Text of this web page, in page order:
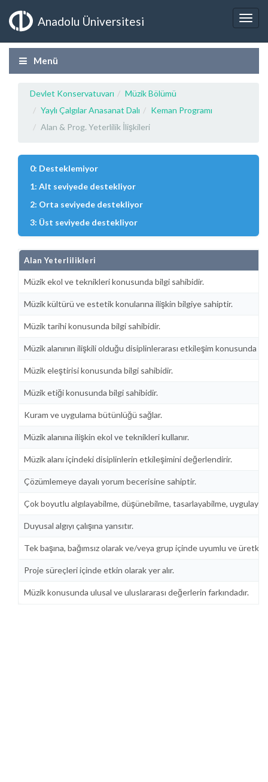
Anadolu Üniversitesi
Menü
Devlet Konservatuvarı
Müzik Bölümü
Yaylı Çalgılar Anasanat Dalı
Keman Programı
Alan & Prog. Yeterlilik İlişkileri
0: Desteklemiyor
1: Alt seviyede destekliyor
2: Orta seviyede destekliyor
3: Üst seviyede destekliyor
Alan Yeterlilikleri
Müzik ekol ve teknikleri konusunda bilgi sahibidir.
Müzik kültürü ve estetik konularına ilişkin bilgiye sahiptir.
Müzik tarihi konusunda bilgi sahibidir.
Müzik alanının ilişkili olduğu disiplinlerarası etkileşim konusunda
Müzik eleştirisi konusunda bilgi sahibidir.
Müzik etiği konusunda bilgi sahibidir.
Kuram ve uygulama bütünlüğü sağlar.
Müzik alanına ilişkin ekol ve teknikleri kullanır.
Müzik alanı içindeki disiplinlerin etkileşimini değerlendirir.
Çözümlemeye dayalı yorum becerisine sahiptir.
Çok boyutlu algılayabilme, düşünebilme, tasarlayabilme,
Duyusal algıyı çalışına yansıtır.
Tek başına, bağımsız olarak ve/veya grup içinde uyumlu ve üretken
Proje süreçleri içinde etkin olarak yer alır.
Müzik konusunda ulusal ve uluslararası değerlerin farkındadır.